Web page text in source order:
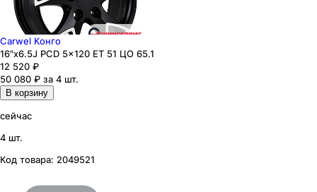
Carwel Конго
16"x6.5J PCD 5x120 ЕТ 51 ЦО 65.1
12 520 ₽
50 080 ₽ за 4 шт.
В корзину
сейчас
4 шт.
Код товара: 2049521